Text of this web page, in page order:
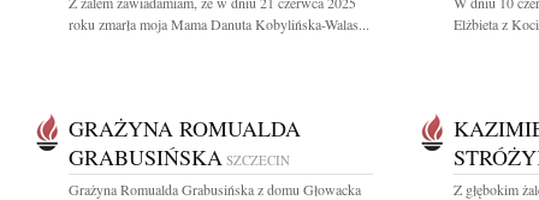
roku zmarła moja Mama Danuta Kobylińska-Walas...
Elżbieta z
GRAŻYNA ROMUALDA
GRABUSIŃSKA SZCZECIN
Grażyna Romualda Grabusińska z domu Głowacka
Z głębokim